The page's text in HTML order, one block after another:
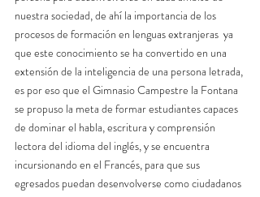
nuestra sociedad, de ahí la importancia de los
procesos de formación en lenguas extranjeras  ya
que este conocimiento se ha convertido en una
extensión de la inteligencia de una persona letrada,
es por eso que el Gimnasio Campestre la Fontana
se propuso la meta de formar estudiantes capaces
de dominar el habla, escritura y comprensión
lectora del idioma del inglés, y se encuentra
incursionando en el Francés, para que sus
egresados puedan desenvolverse como ciudadanos